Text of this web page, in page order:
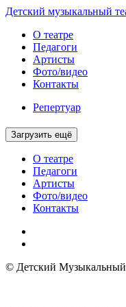
Детский музыкальный
О театре
Педагоги
Артисты
Фото/видео
Контакты
Репертуар
Загрузить ещё
О театре
Педагоги
Артисты
Фото/видео
Контакты
© Детский Музыкальный